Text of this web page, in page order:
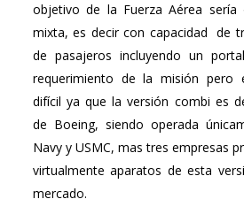
objetivo de la Fuerza Aérea sería
mixta, es decir con capacidad de
de pasajeros incluyendo un
requerimiento de la misión pero
difícil ya que la versión combi es
de Boeing, siendo operada
Navy y USMC, mas tres empresas
virtualmente aparatos de esta
mercado.